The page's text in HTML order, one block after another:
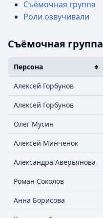
Съёмочная группа
Роли озвучивали
Съёмочная группа
Персона
Алексей Горбунов
Алексей Горбунов
Олег Мусин
Алексей Минченок
Александра Аверьянова
Роман Соколов
Анна Борисова